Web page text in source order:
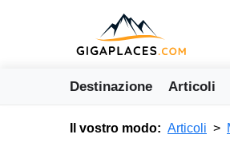
Destinazione Articoli
Il vostro modo: Articoli